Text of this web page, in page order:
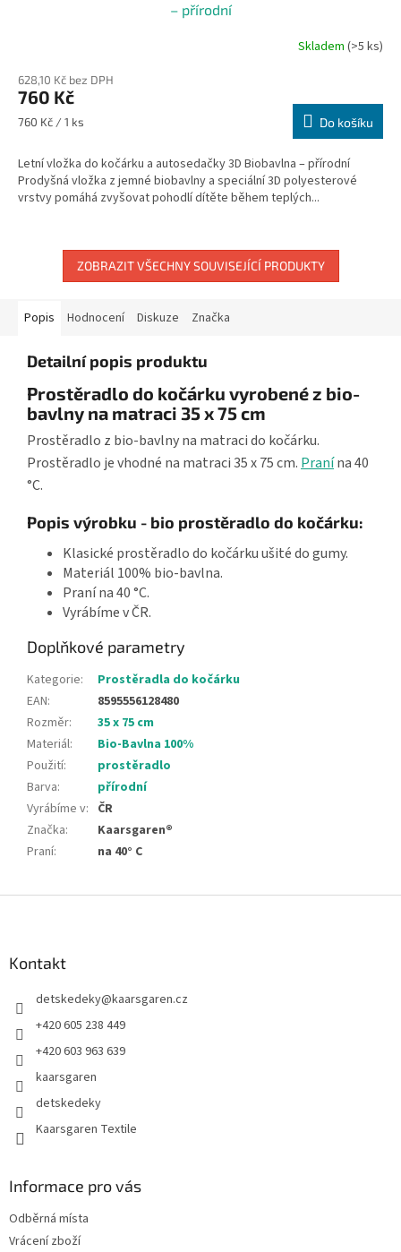
– přírodní
Skladem (>5 ks)
628,10 Kč bez DPH
760 Kč
Měrná
760 Kč / 1 ks Do košíku
Letní vložka do kočárku a autosedačky 3D Biobavlna – přírodní
Prodyšná vložka z jemné biobavlny a speciální 3D polyesterové
vrstvy pomáhá zvyšovat pohodlí dítěte během teplých...
ZOBRAZIT VŠECHNY SOUVISEJÍCÍ PRODUKTY
Popis Hodnocení Diskuze Značka
Detailní popis produktu
Prostěradlo do kočárku vyrobené z bio-
bavlny na matraci 35 x 75 cm
Prostěradlo z bio-bavlny na matraci do kočárku.
Prostěradlo je vhodné na matraci 35 x 75 cm. Pranína 40
°C.
Popis výrobku - bio prostěradlo do kočárku:
Klasické prostěradlo do kočárku ušité do gumy.
Materiál 100% bio-bavlna.
Praní na 40 °C.
Vyrábíme v ČR.
Doplňkové parametry
Kategorie:
Prostěradla do kočárku
EAN:
8595556128480
Rozměr:
35 x 75 cm
Materiál:
Bio-Bavlna 100%
Použití:
prostěradlo
Barva:
přírodní
Vyrábíme v: ČR
Značka:
Kaarsgaren®
Praní: na 40° C
Kontakt
detskedeky@kaarsgaren.cz
+420 605 238 449
+420 603 963 639
kaarsgaren
detskedeky
Kaarsgaren Textile
Informace pro vás
Odběrná místa
Vrácení zboží